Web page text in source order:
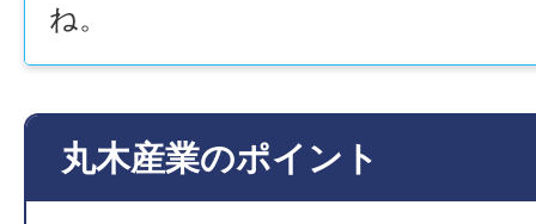
ね。
丸木産業のポイント